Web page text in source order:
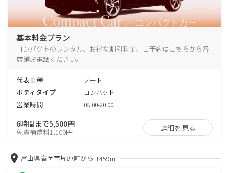
基本料金プラン
コンパクトのレンタル、お得な割引料金、ご予約はこちらから各
店舗お電話ください。
代表車種 ノート
ボディタイプ コンパクト
営業時間 08:00-20:00
6時間まで5,500円
免責補償料1,100円 詳細を見る
富山県高岡市片原町から 1459m